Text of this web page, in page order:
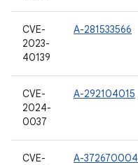
CVE-
2023-
40139
A-281533566
CVE-
2024-
0037
A-292104015
CVE-
A-372670004